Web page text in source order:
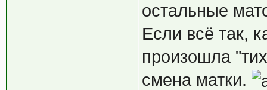
остальные
Если всё так,
произошла
смена матки.